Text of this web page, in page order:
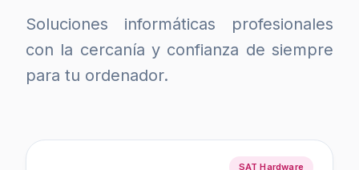
Soluciones informáticas profesionales
con la cercanía y confianza de siempre
para tu ordenador.
SAT Hardware